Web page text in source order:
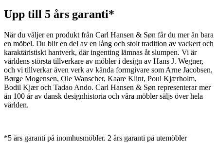
Upp till 5 års garanti*
När du väljer en produkt från Carl Hansen & Søn får du mer än bara
en möbel. Du blir en del av en lång och stolt tradition av vackert och
karaktäristiskt hantverk, där ingenting lämnas åt slumpen. Vi är
världens största tillverkare av möbler i design av Hans J. Wegner,
och vi tillverkar även verk av kända formgivare som Arne Jacobsen,
Børge Mogensen, Ole Wanscher, Kaare Klint, Poul Kjærholm,
Bodil Kjær och Tadao Ando. Carl Hansen & Søn representerar mer
än 100 år av dansk designhistoria och våra möbler säljs över hela
världen.
*5 års garanti på inomhusmöbler. 2 års garanti på utemöbler